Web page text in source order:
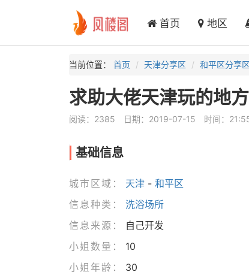
首页 地区
当前位置： 首页 天津分享区 和平区分享区
求助大佬天津玩的地方
阅读：2385 日期：2019-07-15 时间：
基础信息
城市区域： 天津- 和平区
信息种类：
洗浴场所
信息来源：
自己开发
小姐数量：
10
小姐年龄：
30